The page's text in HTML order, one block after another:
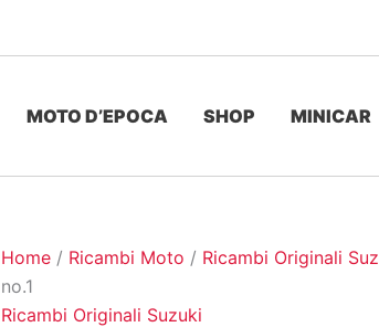
MOTO D’EPOCA SHOP MINICAR
Home / Ricambi Moto / Ricambi Originali
no.1
Ricambi Originali Suzuki